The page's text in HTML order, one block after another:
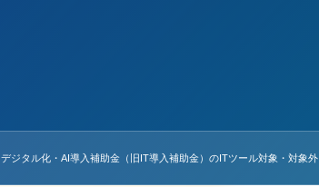
デジタル化・AI導入補助金（旧IT導入補助金）のITツール対象・対象外